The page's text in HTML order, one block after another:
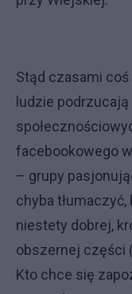
Stąd czasami
ludzie
facebookowego
– grupy
chyba tłumaczyć,
niestety dobrej,
obszernej części
Kto chce się